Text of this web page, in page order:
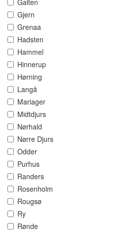
Galten
Gjern
Grenaa
Hadsten
Hammel
Hinnerup
Hørning
Langå
Mariager
Midtdjurs
Nørhald
Nørre Djurs
Odder
Purhus
Randers
Rosenholm
Rougsø
Ry
Rønde